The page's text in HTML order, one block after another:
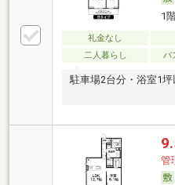
1
礼金なし
二人暮らし
バ
駐車場2台分・浴室1坪
管